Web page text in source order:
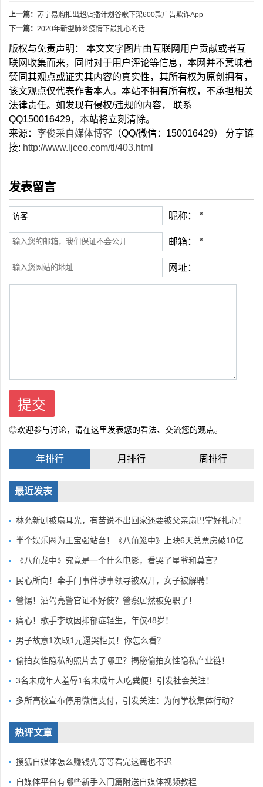
上一篇： 苏宁易购推出超店播计划谷歌下架600款广告欺诈App
下一篇： 2020年新型肺炎疫情下最扎心的话
版权与免责声明： 本文文字图片由互联网用户贡献或者互
联网收集而来，同时对于用户评论等信息，本网并不意味着
赞同其观点或证实其内容的真实性，其所有权为原创拥有，
该文观点仅代表作者本人。本站不拥有所有权，不承担相关
法律责任。如发现有侵权/违规的内容， 联系
QQ150016429，本站将立刻清除。
来源： 李俊采自媒体博客 （QQ/微信：150016429） 分享链
接: http://www.ljceo.com/tl/403.html
发表留言
昵称： *
邮箱： *
网址：
◎欢迎参与讨论，请在这里发表您的看法、交流您的观点。
年排行 月排行 周排行
最近发表
林允新剧被扇耳光，有苦说不出回家还要被父亲扇巴掌好扎心！
半个娱乐圈为王宝强站台！《八角笼中》上映6天总票房破10亿
《八角龙中》究竟是一个什么电影，看哭了星爷和莫言？
民心所向！牵手门事件涉事领导被双开，女子被解聘！
警惕！酒驾亮警官证不好使？警察居然被免职了！
痛心！歌手李玟因抑郁症轻生，年仅48岁！
男子故意1次取1元逼哭柜员！你怎么看？
偷拍女性隐私的照片去了哪里？揭秘偷拍女性隐私产业链！
3名未成年人羞辱1名未成年人吃粪便！引发社会关注！
多所高校宣布停用微信支付，引发关注：为何学校集体行动？
热评文章
搜狐自媒体怎么赚钱先等等看完这篇也不迟
自媒体平台有哪些新手入门篇附送自媒体视频教程